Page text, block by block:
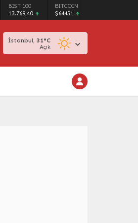
BIST 100
13.769,40
BITCOIN
$64451
İstanbul, 31°C
Açık